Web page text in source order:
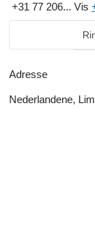
+31 77 206... Vis
Adresse
Nederlandene,